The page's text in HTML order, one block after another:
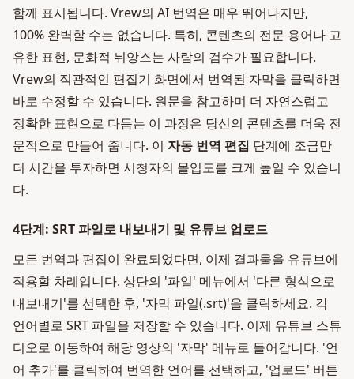
함께 표시됩니다. Vrew의 AI 번역은 매우 뛰어나지만,
100% 완벽할 수는 없습니다. 특히, 콘텐츠의 전문 용어나 고
유한 표현, 문화적 뉘앙스는 사람의 검수가 필요합니다.
Vrew의 직관적인 편집기 화면에서 번역된 자막을 클릭하면
바로 수정할 수 있습니다. 원문을 참고하며 더 자연스럽고
정확한 표현으로 다듬는 이 과정은 당신의 콘텐츠를 더욱 전
문적으로 만들어 줍니다. 이 자동 번역 편집 단계에 조금만
더 시간을 투자하면 시청자의 몰입도를 크게 높일 수 있습니
다.
4단계: SRT 파일로 내보내기 및 유튜브 업로드
모든 번역과 편집이 완료되었다면, 이제 결과물을 유튜브에
적용할 차례입니다. 상단의 '파일' 메뉴에서 '다른 형식으로
내보내기'를 선택한 후, '자막 파일(.srt)'을 클릭하세요. 각
언어별로 SRT 파일을 저장할 수 있습니다. 이제 유튜브 스튜
디오로 이동하여 해당 영상의 '자막' 메뉴로 들어갑니다. '언
어 추가'를 클릭하여 번역한 언어를 선택하고, '업로드' 버튼